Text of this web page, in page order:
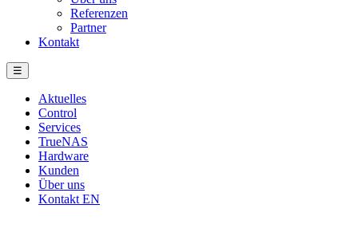
Referenzen
Partner
Kontakt
☰
Aktuelles
Control
Services
TrueNAS
Hardware
Kunden
Über uns
Kontakt EN